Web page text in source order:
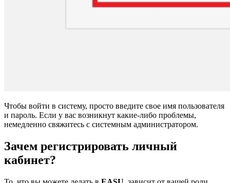
Чтобы войти в систему, просто введите свое имя пользователя
и пароль. Если у вас возникнут какие-либо проблемы,
немедленно свяжитесь с системным администратором.
Зачем регистрировать личный
кабинет?